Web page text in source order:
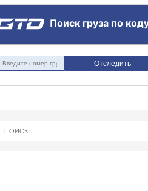
Поиск груза по
Отследить